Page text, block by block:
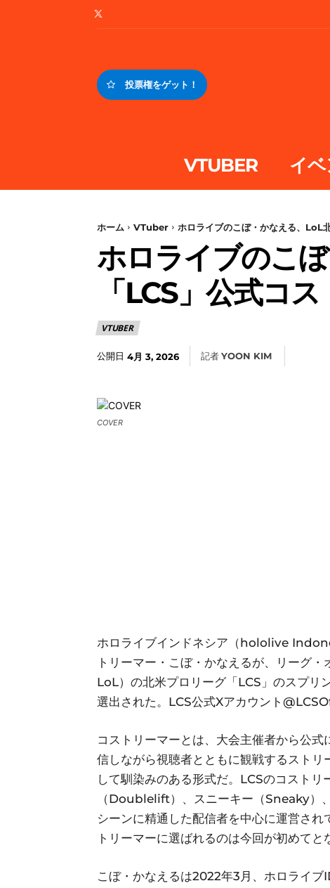
投票権をゲット！
VTUBER イ
ホーム VTuber ホロライブのこぼ・かなえる、LoL
ホロライブのこ
「LCS」公式コ
VTUBER
公開日 4月 3, 2026 記者YOON KIM
COVER
ホロライブインドネシア（hololive
トリーマー・こぼ・かなえるが、リーグ
LoL）の北米プロリーグ「LCS」のスプリ
選出された。LCS公式Xアカウント
コストリーマーとは、大会主催者から公
信しながら視聴者とともに観戦するスト
して馴染みのある形式だ。LCSのコストリ
（Doublelift）、スニーキー（Sneaky）
シーンに精通した配信者を中心に運営さ
トリーマーに選ばれるのは今回が初めてと
こぼ・かなえるは2022年3月、ホロライ